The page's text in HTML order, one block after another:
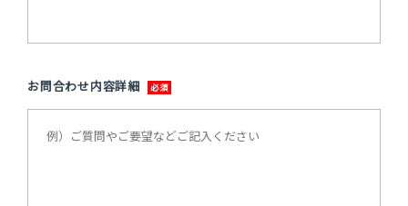
お問合わせ内容詳細